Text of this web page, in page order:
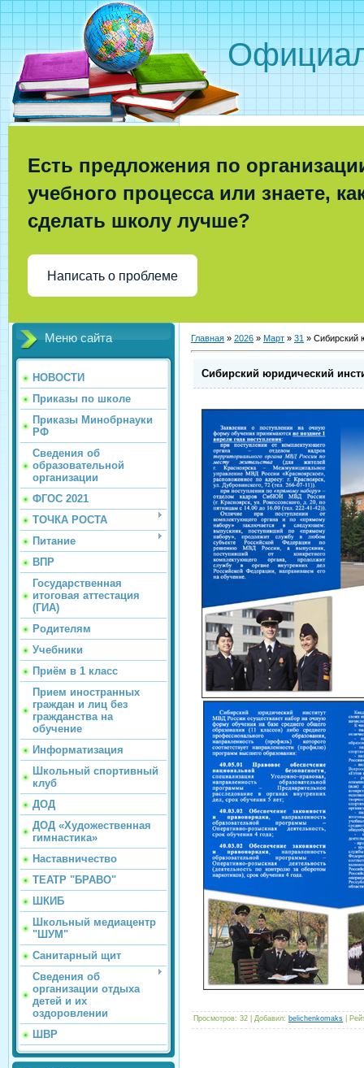
Есть предложения по
учебного процесса или знаете,
сделать школу лучше?
Написать о проблеме
Меню сайта
НОВОСТИ
Приказы по школе
Приказы Минобрнауки
РФ
Сведения об
образовательной
организации
ФГОС 2021
ТОЧКА РОСТА
Питание
ВПР
Государственная
итоговая аттестация
(ГИА)
Родителям
Учебники
Приём в 1 класс
Прием иностранных
граждан и лиц без
гражданства на
обучение
Информатизация
Школьный спортивный
клуб
ДОД
ДОД «Художественная
гимнастика»
Наставничество
ТЕАТР "БРАВО"
ШКИБ
Школьный медиацентр
"ШУМ"
Санитарный щит
Сведения об
организации отдыха
детей и их
оздоровлении
ШВР
Главная » 2026 » Март » 31 » Сибирский
Сибирский юридический
Просмотров: 32 Добавил: belichenkomaks